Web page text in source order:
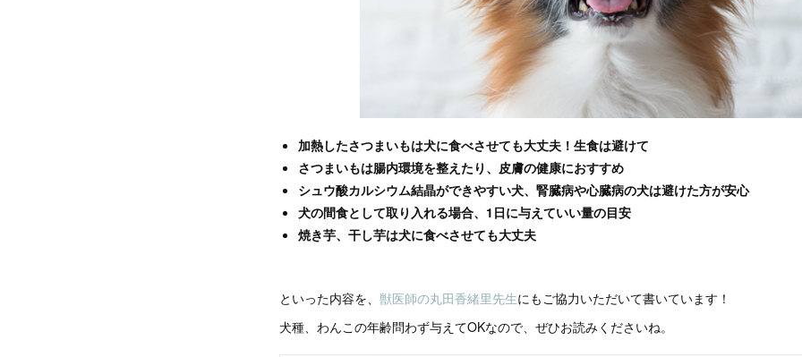
加熱したさつまいもは犬に食べさせても大丈夫！生食は避けて
さつまいもは腸内環境を整えたり、皮膚の健康におすすめ
シュウ酸カルシウム結晶ができやすい犬、腎臓病や心臓病の犬は避けた方が安心
犬の間食として取り入れる場合、1日に与えていい量の目安
焼き芋、干し芋は犬に食べさせても大丈夫
といった内容を、 獣医師の丸田香緒里先生にもご協力いただいて書いています！
犬種、わんこの年齢問わず与えてOKなので、ぜひお読みくださいね。